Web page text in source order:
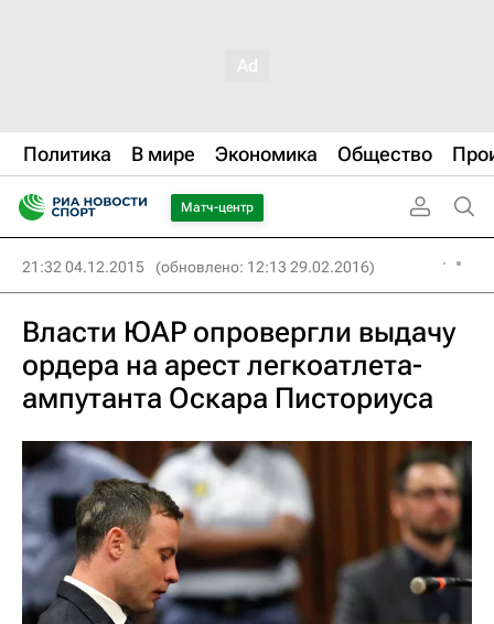
Политика В мире Экономика Общество
Матч-центр
21:32 04.12.2015 (обновлено: 12:13 29.02.2016)
Власти ЮАР опровергли выдачу
ордера на арест легкоатлета-
ампутанта Оскара Писториуса